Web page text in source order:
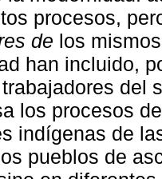
procesos,
de los
han incluido,
del
los procesos
indígenas de
pueblos de